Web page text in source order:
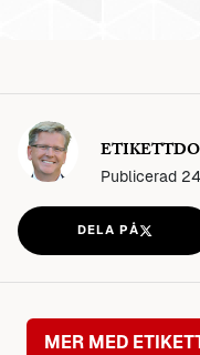
Publicerad
DELA PÅ
MER MED